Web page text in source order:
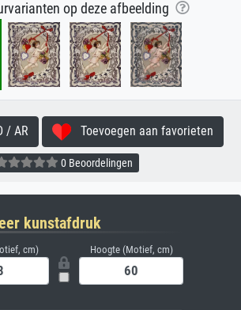
op deze afbeelding
/ AR Toevoegen aan favorieten
0 Beoordelingen
kunstafdruk
cm) Hoogte (Motief, cm)